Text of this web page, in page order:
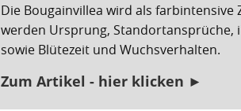
Die Bougainvillea wird als
werden Ursprung, Standortansprüche,
sowie Blütezeit und Wuchsverhalten.
Zum Artikel - hier klicken ►